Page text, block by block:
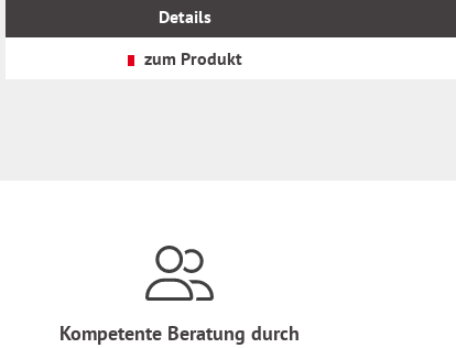
Details
zum Produkt
Kompetente Beratung durch